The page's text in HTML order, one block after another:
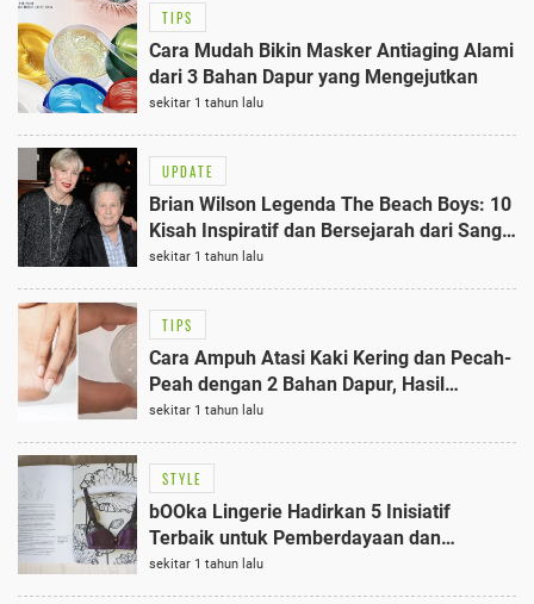
TIPS
Cara Mudah Bikin Masker Antiaging Alami
dari 3 Bahan Dapur yang Mengejutkan
sekitar 1 tahun lalu
UPDATE
Brian Wilson Legenda The Beach Boys: 10
Kisah Inspiratif dan Bersejarah dari Sang
Maestro Musik
sekitar 1 tahun lalu
TIPS
Cara Ampuh Atasi Kaki Kering dan Pecah-
Peah dengan 2 Bahan Dapur, Hasil
Mengejutkan!
sekitar 1 tahun lalu
STYLE
bOOka Lingerie Hadirkan 5 Inisiatif
Terbaik untuk Pemberdayaan dan
Kenyamanan Perempuan
sekitar 1 tahun lalu